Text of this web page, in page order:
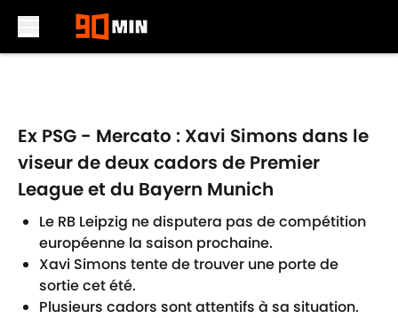
Ex PSG - Mercato : Xavi Simons dans le
viseur de deux cadors de Premier
League et du Bayern Munich
Le RB Leipzig ne disputera pas de compétition
européenne la saison prochaine.
Xavi Simons tente de trouver une porte de
sortie cet été.
Plusieurs cadors sont attentifs à sa situation.